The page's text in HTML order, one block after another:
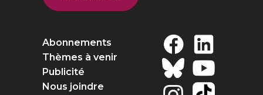
Abonnements
Thèmes à venir
Publicité
Nous joindre